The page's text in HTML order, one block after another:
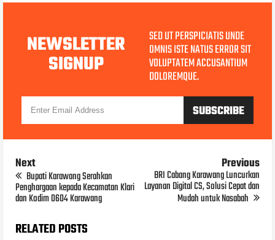
NEWSLETTER
SIGNUP
SED UT PERSPICIATIS UNDE
OMNIS ISTE NATUS ERROR SIT
VOLUPTATEM ACCUSANTIUM
DOLOREMQUE.
Next
Bupati Karawang Serahkan
Penghargaan kepada Kecamatan Klari
dan Kodim 0604 Karawang
Previous
BRI Cabang Karawang Luncurkan
Layanan Digital CS, Solusi Cepat dan
Mudah untuk Nasabah
RELATED POSTS